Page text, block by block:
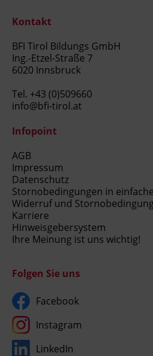
Kontakt
BFI Tirol Bildungs GmbH
Ing.-Etzel-Straße 7
6020 Innsbruck
Tel. +43 (0)509660
info@bfi-tirol.at
Infopoint
AGB
Impressum
Datenschutz
Stornobedingungen in
Widerruf und
Karriere
Hinweisgebersystem
Ihre Meinung ist uns wichtig!
Folgen Sie uns
Facebook
Instagram
LinkedIn